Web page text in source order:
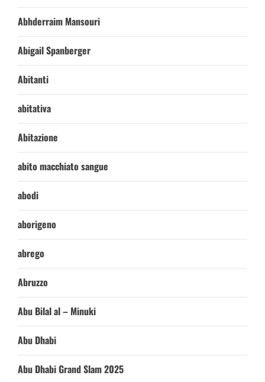
Abhderraim Mansouri
Abigail Spanberger
Abitanti
abitativa
Abitazione
abito macchiato sangue
abodi
aborigeno
abrego
Abruzzo
Abu Bilal al – Minuki
Abu Dhabi
Abu Dhabi Grand Slam 2025